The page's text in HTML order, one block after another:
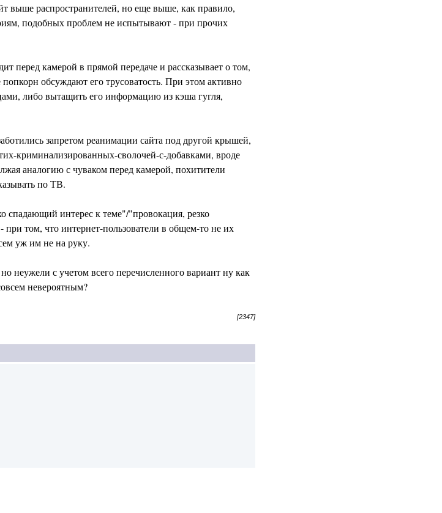
выше распространителей, но еще выше, как правило,
подобных проблем не испытывают - при прочих
перед камерой в прямой передаче и рассказывает о том,
обсуждают его трусоватость. При этом активно
либо вытащить его информацию из кэша гугля,
запретом реанимации сайта под другой крышей,
криминализированных-сволочей-с-добавками, вроде
аналогию с чуваком перед камерой, похитители
по ТВ.
спадающий интерес к теме"/"провокация, резко
том, что интернет-пользователи в общем-то не их
уж им не на руку.
неужели с учетом всего перечисленного вариант ну как
невероятным?
[2347]